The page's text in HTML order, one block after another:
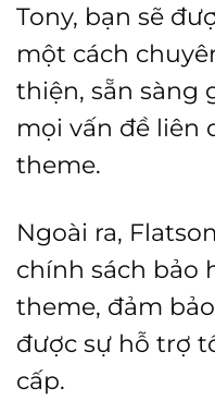
Tony, bạn sẽ
một cách
thiện, sẵn sàng
mọi vấn đề liên
theme.
Ngoài ra,
chính sách bảo
theme, đảm
được sự hỗ trợ
cấp.